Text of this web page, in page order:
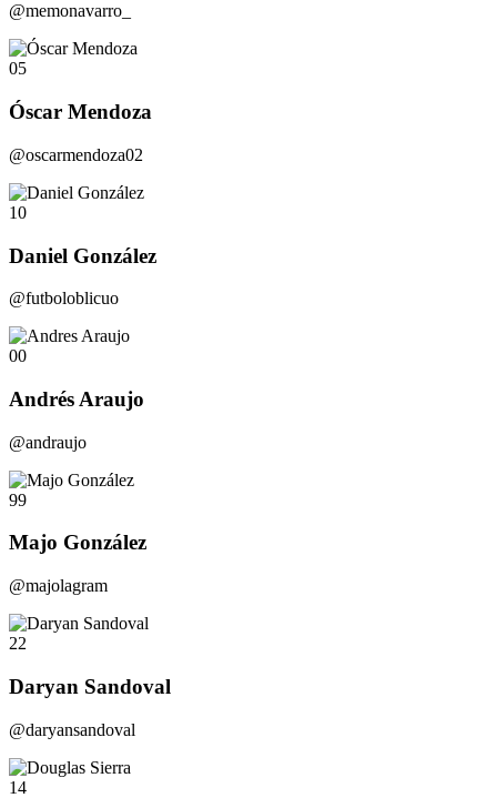
@memonavarro_
05
Óscar Mendoza
@oscarmendoza02
10
Daniel González
@futboloblicuo
00
Andrés Araujo
@andraujo
99
Majo González
@majolagram
22
Daryan Sandoval
@daryansandoval
14